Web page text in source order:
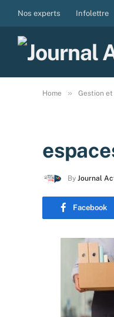
Nos experts Infolettre
Home » Gestion
By Journal
Facebook